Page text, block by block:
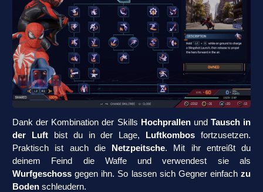
Dank der Kombination der Skills Hochprallenund Tausch in
der Luftbist du in der Lage, Luftkombos fortzusetzen.
Praktisch ist auch die
Netzpeitsche. Mit ihr entreißt du
deinem Feind die Waffe und verwendest sie als
Wurfgeschoss gegen ihn. So lassen sich Gegner einfach zu
Boden schleudern.